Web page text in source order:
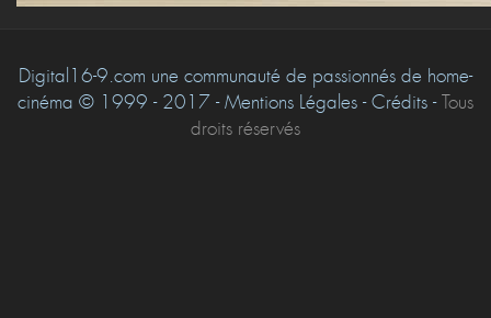
Digital16-9.com une communauté de passionnés de home-
cinéma © 1999 - 2017 - Mentions Légales - Crédits -Tous
droits réservés